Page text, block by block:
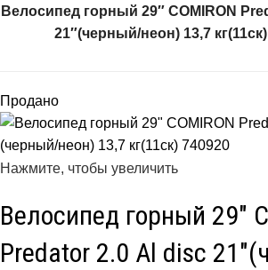
Велосипед горный 29″ COMIRON
21″(черный/неон) 13,7
Продано
Нажмите, чтобы увеличить
Велосипед горный 29″
Predator 2.0 Al disc